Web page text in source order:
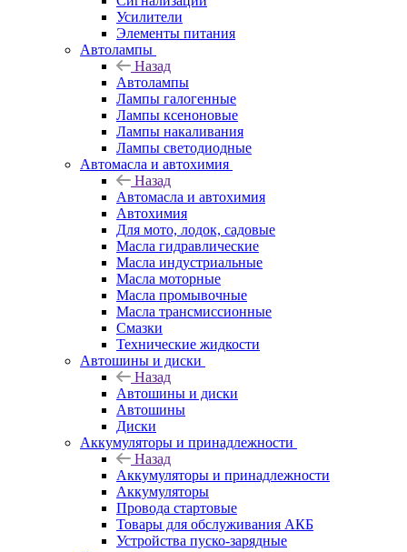
Усилители
Элементы питания
Автолампы
Назад
Автолампы
Лампы галогенные
Лампы ксеноновые
Лампы накаливания
Лампы светодиодные
Автомасла и автохимия
Назад
Автомасла и автохимия
Автохимия
Для мото, лодок, садовые
Масла гидравлические
Масла индустриальные
Масла моторные
Масла промывочные
Масла трансмиссионные
Смазки
Технические жидкости
Автошины и диски
Назад
Автошины и диски
Автошины
Диски
Аккумуляторы и принадлежности
Назад
Аккумуляторы и принадлежности
Аккумуляторы
Провода стартовые
Товары для обслуживания АКБ
Устройства пуско-зарядные